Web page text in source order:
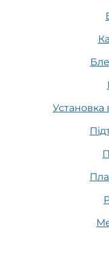
Установка